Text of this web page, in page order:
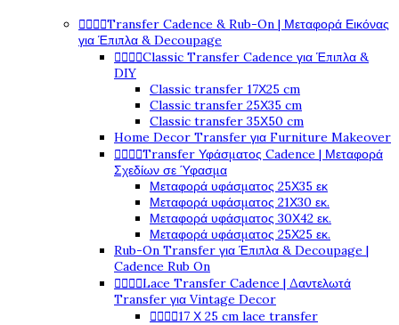
Transfer Cadence & Rub-On | Μεταφορά Εικόνας
για Έπιπλα & Decoupage
Classic Transfer Cadence για Έπιπλα &
DIY
Classic transfer 17Χ25 cm
Classic transfer 25Χ35 cm
Classic transfer 35Χ50 cm
Home Decor Transfer για Furniture Makeover
Transfer Υφάσματος Cadence | Μεταφορά
Σχεδίων σε Ύφασμα
Μεταφορά υφάσματος 25Χ35 εκ
Μεταφορά υφάσματος 21Χ30 εκ.
Μεταφορά υφάσματος 30Χ42 εκ.
Μεταφορά υφάσματος 25Χ25 εκ.
Rub-On Transfer για Έπιπλα & Decoupage |
Cadence Rub On
Lace Transfer Cadence | Δαντελωτά
Transfer για Vintage Decor
17 Χ 25 cm lace transfer